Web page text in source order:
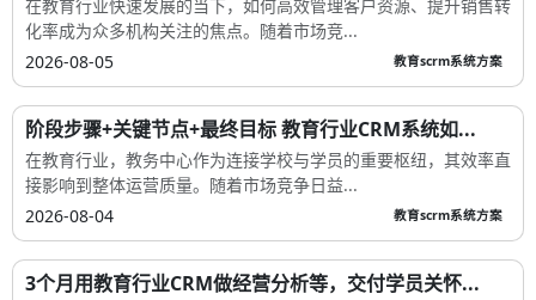
在教育行业快速发展的当下，如何高效管理客户资源、提升销售转
化率成为众多机构关注的焦点。随着市场竞...
2026-08-05
教育scrm系统方案
阶段步骤+关键节点+最终目标 教育行业CRM系统如...
在教育行业，教务中心作为连接学校与学员的重要枢纽，其效率直
接影响到整体运营质量。随着市场竞争日益...
2026-08-04
教育scrm系统方案
3个月用教育行业CRM做经营分析等，交付学员关怀...